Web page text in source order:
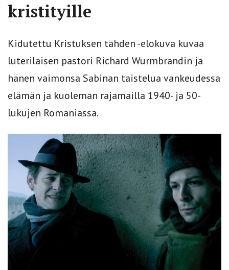
kristityille
Kidutettu Kristuksen tähden -elokuva kuvaa
luterilaisen pastori Richard Wurmbrandin ja
hänen vaimonsa Sabinan taistelua vankeudessa
elämän ja kuoleman rajamailla 1940- ja 50-
lukujen Romaniassa.